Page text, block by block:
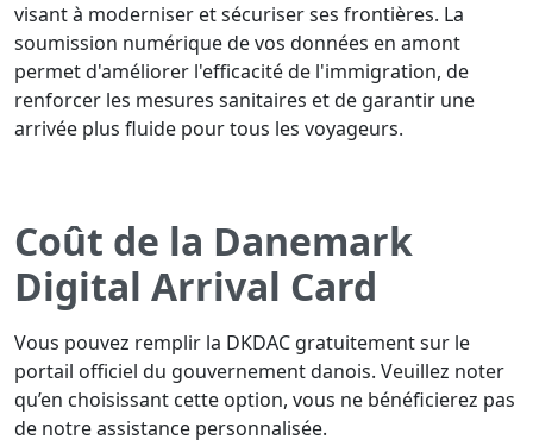
visant à moderniser et sécuriser ses frontières. La
soumission numérique de vos données en amont
permet d'améliorer l'efficacité de l'immigration, de
renforcer les mesures sanitaires et de garantir une
arrivée plus fluide pour tous les voyageurs.
Coût de la Danemark
Digital Arrival Card
Vous pouvez remplir la DKDAC gratuitement sur le
portail officiel du gouvernement danois. Veuillez noter
qu’en choisissant cette option, vous ne bénéficierez pas
de notre assistance personnalisée.